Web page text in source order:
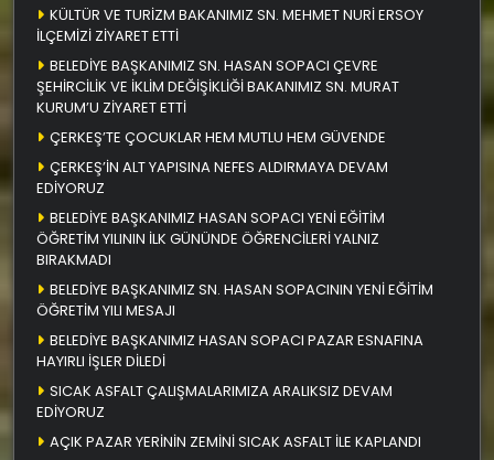
KÜLTÜR VE TURİZM BAKANIMIZ SN. MEHMET NURİ ERSOY
İLÇEMİZİ ZİYARET ETTİ
BELEDİYE BAŞKANIMIZ SN. HASAN SOPACI ÇEVRE
ŞEHİRCİLİK VE İKLİM DEĞİŞİKLİĞİ BAKANIMIZ SN. MURAT
KURUM’U ZİYARET ETTİ
ÇERKEŞ’TE ÇOCUKLAR HEM MUTLU HEM GÜVENDE
ÇERKEŞ’İN ALT YAPISINA NEFES ALDIRMAYA DEVAM
EDİYORUZ
BELEDİYE BAŞKANIMIZ HASAN SOPACI YENİ EĞİTİM
ÖĞRETİM YILININ İLK GÜNÜNDE ÖĞRENCİLERİ YALNIZ
BIRAKMADI
BELEDİYE BAŞKANIMIZ SN. HASAN SOPACININ YENİ EĞİTİM
ÖĞRETİM YILI MESAJI
BELEDİYE BAŞKANIMIZ HASAN SOPACI PAZAR ESNAFINA
HAYIRLI İŞLER DİLEDİ
SICAK ASFALT ÇALIŞMALARIMIZA ARALIKSIZ DEVAM
EDİYORUZ
AÇIK PAZAR YERİNİN ZEMİNİ SICAK ASFALT İLE KAPLANDI